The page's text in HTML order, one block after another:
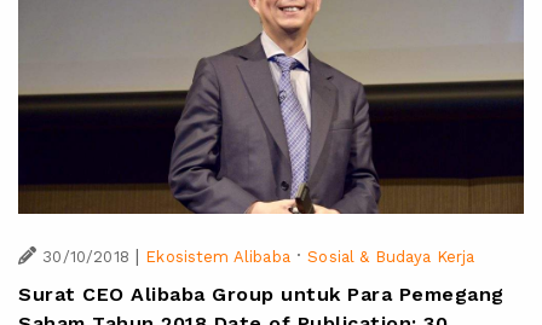
30/10/2018 | Ekosistem Alibaba·Sosial & Budaya Kerja
Surat CEO Alibaba Group untuk Para Pemegang